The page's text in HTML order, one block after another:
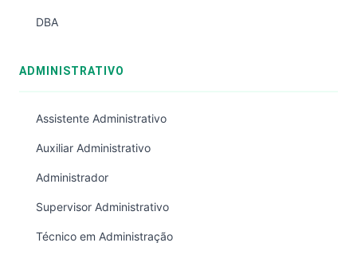
DBA
ADMINISTRATIVO
Assistente Administrativo
Auxiliar Administrativo
Administrador
Supervisor Administrativo
Técnico em Administração